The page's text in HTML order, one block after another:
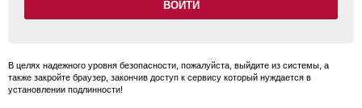
В целях надежного уровня безопасности, пожалуйста, выйдите из системы, а
также закройте браузер, закончив доступ к сервису который нуждается в
установлении подлинности!